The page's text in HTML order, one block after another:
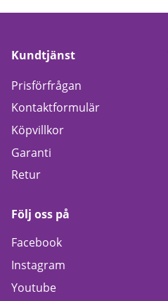
Kundtjänst
Prisförfrågan
Kontaktformulär
Köpvillkor
Garanti
Retur
Följ oss på
Facebook
Instagram
Youtube